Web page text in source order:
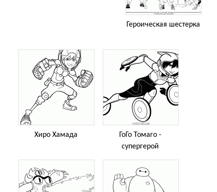
Героическая шестерка
Хиро Хамада
ГоГо Томаго -
супергерой